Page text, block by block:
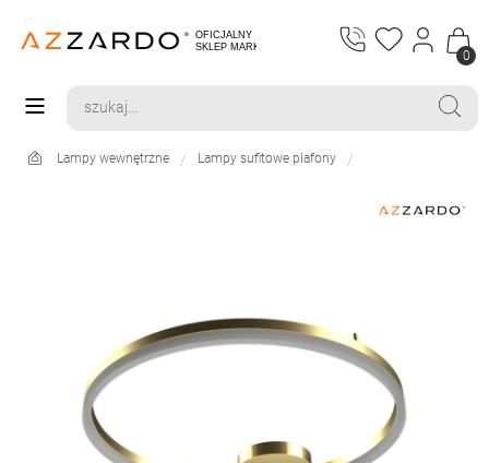
0
Lampy wewnętrzne Lampy sufitowe plafony